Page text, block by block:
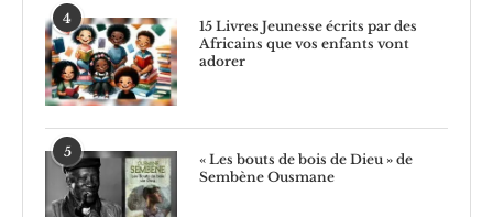
4
15 Livres Jeunesse écrits par des
Africains que vos enfants vont
adorer
5
« Les bouts de bois de Dieu » de
Sembène Ousmane